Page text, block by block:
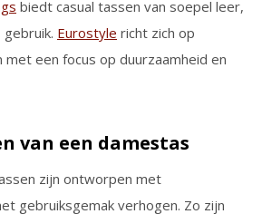
biedt casual tassen van soepel leer,
Eurostyle richt zich op
een focus op duurzaamheid en
van een damestas
zijn ontworpen met
gebruiksgemak verhogen. Zo zijn